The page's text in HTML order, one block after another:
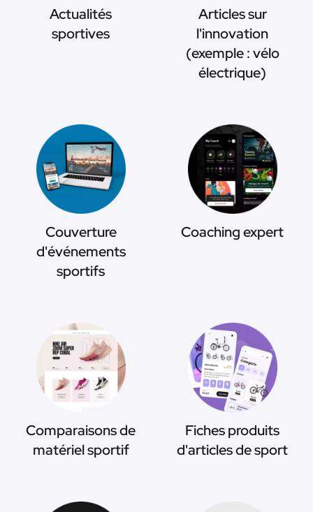
Actualités
sportives
Articles sur
l'innovation
(exemple : vélo
électrique)
Couverture
d'événements
sportifs
Coaching expert
Comparaisons de
matériel sportif
Fiches produits
d'articles de sport